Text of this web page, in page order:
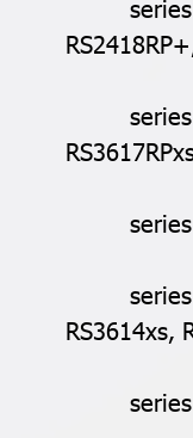
series :
series :
series :
series :
RS3614xs,
series :